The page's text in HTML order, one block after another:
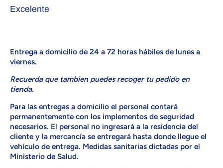
Excelente
Entrega a domicilio de 24 a 72 horas hábiles de lunes a
viernes.
Recuerda que tambien puedes recoger tu pedido en
tienda.
Para las entregas a domicilio el personal contará
permanentemente con los implementos de seguridad
necesarios. El personal no ingresará a la residencia del
cliente y la mercancía se entregará hasta donde llegue el
vehículo de entrega. Medidas sanitarias dictadas por el
Ministerio de Salud.